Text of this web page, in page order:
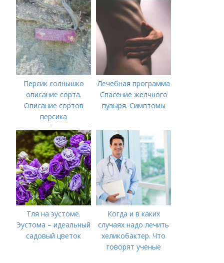
Персик солнышко
описание сорта.
Описание сортов
персика
(советский,солнечный,
новость степи,
пушистый ранний)
Лечебная программа
Спасение желчного
пузыря. Симптомы
Тля на эустоме.
Эустома – идеальный
садовый цветок
Когда и в каких
случаях надо лечить
хеликобактер. Что
говорят ученые